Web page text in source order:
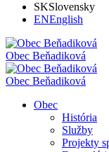
SKSlovensky
ENEnglish
Obec Beňadiková
Obec Beňadiková
Obec
História
Služby
Projekty